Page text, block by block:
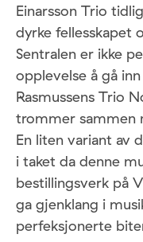
Einarsson Trio
dyrke fellesskapet
Sentralen er ikke
opplevelse å gå
Rasmussens Trio
trommer sammen
En liten variant av
i taket da denne
bestillingsverk på
ga gjenklang i
perfeksjonerte